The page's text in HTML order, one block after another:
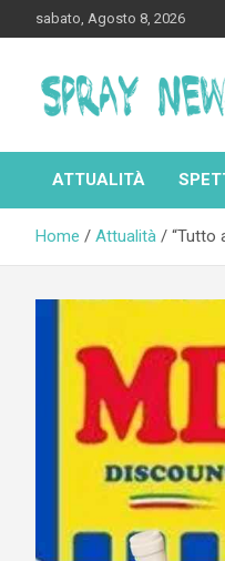
to
sabato, Agosto 8, 2026
ATTUALITÀ
Home Attualità “Tutto